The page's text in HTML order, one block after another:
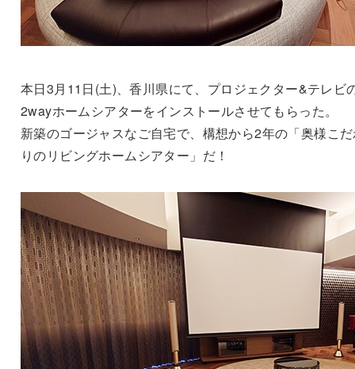
本日3月11日(土)、香川県にて、プロジェクター&テレビ
2wayホームシアターをインストールさせてもらった。
新築のゴージャスなご自宅で、構想から2年の「奥様こ
りのリビングホームシアター」だ！